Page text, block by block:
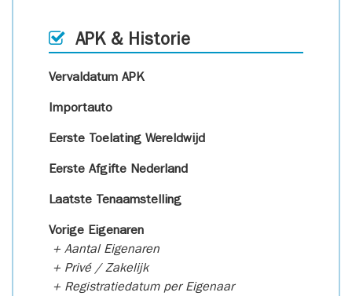
APK & Historie
Vervaldatum APK
Importauto
Eerste Toelating Wereldwijd
Eerste Afgifte Nederland
Laatste Tenaamstelling
Vorige Eigenaren
+ Aantal Eigenaren
+ Privé / Zakelijk
+ Registratiedatum per Eigenaar